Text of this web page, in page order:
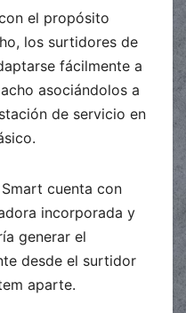
el propósito
los surtidores de
fácilmente a
asociándolos a
de servicio en
cuenta con
incorporada y
generar el
desde el surtidor
aparte.